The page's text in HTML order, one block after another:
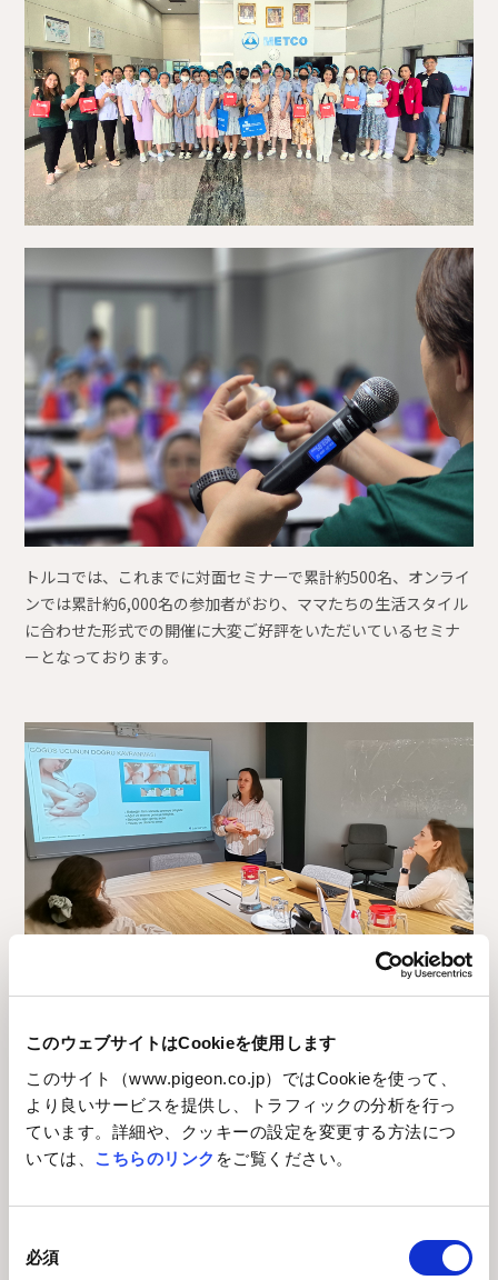
このウェブサイトはCookieを使用します
このサイト（www.pigeon.co.jp）ではCookieを使って、
より良いサービスを提供し、トラフィックの分析を行っ
ています。詳細や、クッキーの設定を変更する方法につ
いては、 こちらのリンク をご覧ください。
必須
トルコでは、これまでに対面セミナーで累計約500名、オンライ
ンでは累計約6,000名の参加者がおり、ママたちの生活スタイル
に合わせた形式での開催に大変ご好評をいただいているセミナ
ーとなっております。
を軽減し、出産・産後に向けた心と体の準備ができるように支
援をしています。
2025.11
育児の助け合いができる